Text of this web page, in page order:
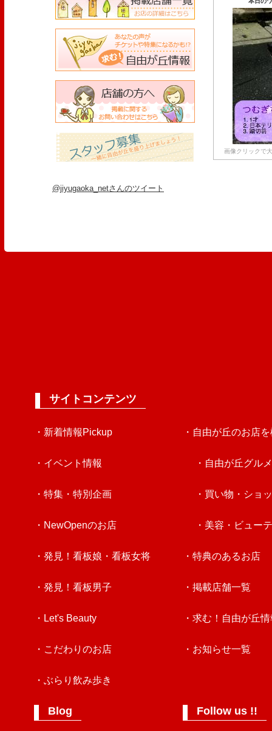
画像クリックで
@jiyugaoka_netさんのツイート
サイトコンテンツ
・新着情報Pickup
・イベント情報
・特集・特別企画
・NewOpenのお店
・発見！看板娘・看板女将
・発見！看板男子
・Let's Beauty
・こだわりのお店
・ぶらり飲み歩き
Blog
・自由が丘のお店
・自由が丘グルメ
・買い物・ショ
・美容・ビュー
・特典のあるお店
・掲載店舗一覧
・求む！自由が丘
・お知らせ一覧
Follow us !!